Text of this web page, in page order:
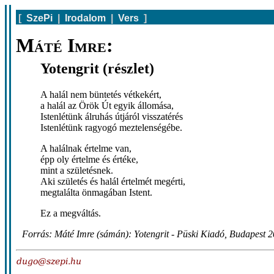
[ SzePi Irodalom Vers ]
Máté Imre:
Yotengrit (részlet)
A halál nem büntetés vétkekért,
a halál az Örök Út egyik állomása,
Istenlétünk álruhás útjáról visszatérés
Istenlétünk ragyogó meztelenségébe.
A halálnak értelme van,
épp oly értelme és értéke,
mint a születésnek.
Aki születés és halál értelmét megérti,
megtalálta önmagában Istent.
Ez a megváltás.
Forrás: Máté Imre (sámán): Yotengrit - Püski Kiadó, Budapest